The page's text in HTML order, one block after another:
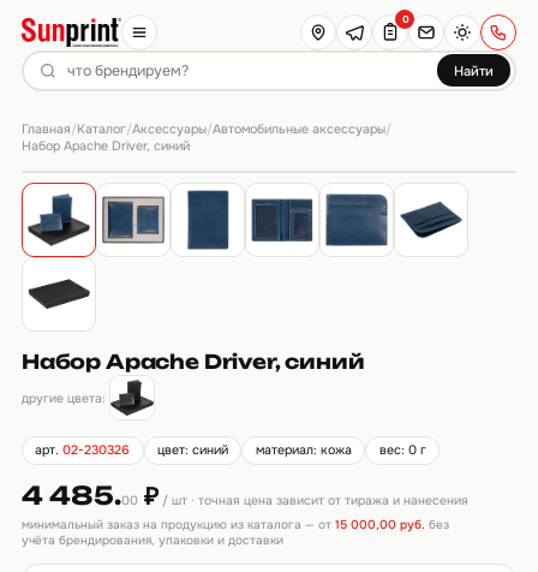
Найти
0
Главная/Каталог/Аксессуары/Автомобильные аксессуары/
Набор Apache Driver, синий
Набор Apache Driver, синий
другие цвета:
арт.02-230326 цвет: синий материал: кожа вес: 0 г
4 485.00₽/ шт · точная цена зависит от тиража и нанесения
минимальный заказ на продукцию из каталога — от 15 000,00 руб. без
учёта брендирования, упаковки и доставки